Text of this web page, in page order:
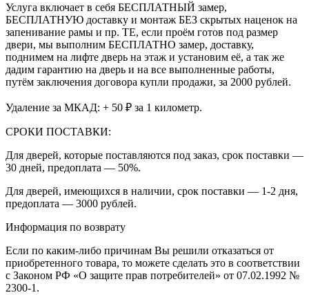
Услуга включает в себя БЕСПЛАТНЫЙ замер,
БЕСПЛАТНУЮ доставку и монтаж БЕЗ скрытых наценок на
запенивание рамы и пр. ТЕ, если проём готов под размер
двери, мы выполним БЕСПЛАТНО замер, доставку,
поднимем на лифте дверь на этаж и установим её, а так же
дадим гарантию на дверь и на все выполненные работы,
путём заключения договора купли продажи, за 2000 рублей.
Удаление за МКАД: + 50 ₽ за 1 километр.
СРОКИ ПОСТАВКИ:
Для дверей, которые поставляются под заказ, срок поставки —
30 дней, предоплата — 50%.
Для дверей, имеющихся в наличии, срок поставки — 1-2 дня,
предоплата — 3000 рублей.
Информация по возврату
Если по каким-либо причинам Вы решили отказаться от
приобретенного товара, то можете сделать это в соответствии
с Законом РФ «О защите прав потребителей» от 07.02.1992 №
2300-1.